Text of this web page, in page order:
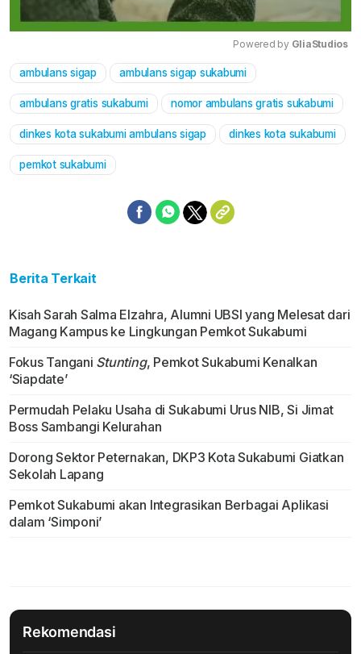
Powered by GliaStudios
ambulans sigap ambulans sigap sukabumi
ambulans gratis sukabumi nomor ambulans gratis sukabumi
dinkes kota sukabumi ambulans sigap dinkes kota sukabumi
pemkot sukabumi
Berita Terkait
Kisah Sarah Salma Elzahra, Alumni UBSI yang Melesat dari
Magang Kampus ke Lingkungan Pemkot Sukabumi
Fokus Tangani Stunting, Pemkot Sukabumi Kenalkan
‘Siapdate’
Permudah Pelaku Usaha di Sukabumi Urus NIB, Si Jimat
Boss Sambangi Kelurahan
Dorong Sektor Peternakan, DKP3 Kota Sukabumi Giatkan
Sekolah Lapang
Pemkot Sukabumi akan Integrasikan Berbagai Aplikasi
dalam ‘Simponi’
Rekomendasi